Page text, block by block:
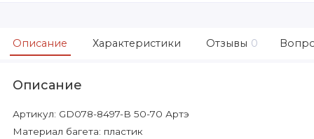
Описание Характеристики Отзывы 0
Описание
Артикул: GD078-8497-B 50-70 Артэ
Материал багета: пластик